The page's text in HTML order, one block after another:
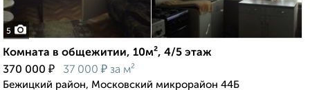
5
Комната в общежитии, 10м², 4/5 этаж
370 000 ₽ 37 000 ₽ за м²
Бежицкий район, Московский микрорайон 44Б